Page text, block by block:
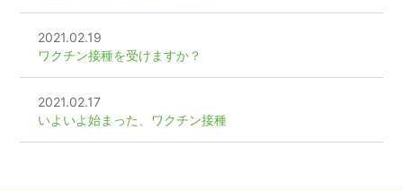
2021.02.19
ワクチン接種を受けますか？
2021.02.17
いよいよ始まった、ワクチン接種